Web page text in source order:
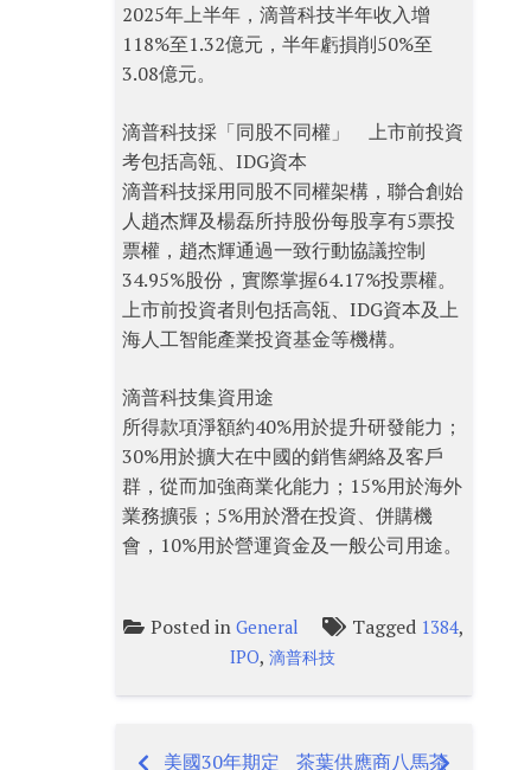
2025年上半年，滴普科技半年收入增
118%至1.32億元，半年虧損削50%至
3.08億元。
滴普科技採「同股不同權」 上市前投資
考包括高瓴、IDG資本
滴普科技採用同股不同權架構，聯合創始
人趙杰輝及楊磊所持股份每股享有5票投
票權，趙杰輝通過一致行動協議控制
34.95%股份，實際掌握64.17%投票權。
上市前投資者則包括高瓴、IDG資本及上
海人工智能產業投資基金等機構。
滴普科技集資用途
所得款項淨額約40%用於提升研發能力；
30%用於擴大在中國的銷售網絡及客戶
群，從而加強商業化能力；15%用於海外
業務擴張；5%用於潛在投資、併購機
會，10%用於營運資金及一般公司用途。
Posted inGeneral Tagged 1384,
IPO, 滴普科技
美國30年期定 茶葉供應商八馬茶